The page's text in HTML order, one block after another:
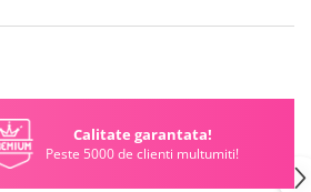
Calitate garantata!
Peste 5000 de clienti multumiti!